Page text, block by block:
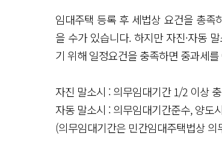
임대주택 등록 후 세법상 요건을 총
을 수가 있습니다. 하지만 자진·자동
기 위해 일정요건을 충족하면 중과세
자진 말소시 : 의무임대기간 1/2 이상
자동 말소시 : 의무임대기간준수, 양도
(의무임대기간은 민간임대주택법상